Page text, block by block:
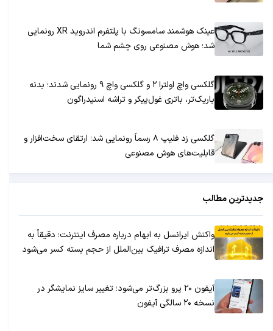
عینک هوشمند سامسونگ با پلتفرم اندروید XR رونمایی
شد؛ هوش مصنوعی روی چشم شما
گلکسی واچ اولترا ۲ و گلکسی واچ ۹ رونمایی شدند؛ بدنه
باریک‌تر، باتری غول‌پیکر و تراشه اسنپدراگون
گلکسی زد فلیپ ۸ رسماً رونمایی شد؛ ارتقای سخت‌افزار و
قابلیت‌های هوش مصنوعی
جدیدترین مطالب
واکنش ایرانسل به ابهام درباره مصرف اینترنت: دقیقاً به
اندازه مصرف ترافیک بین‌الملل از حجم بسته کسر می‌شود
آیفون ۲۰ پرو بزرگ‌تر می‌شود؛ تغییر سایز نمایشگر در
نسخه ۲۰ سالگی آیفون